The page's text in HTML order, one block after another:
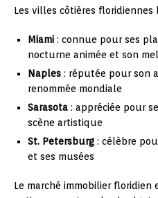
Les villes côtières
Miami : connue pour ses
nocturne animée et son
Naples : réputée pour son
renommée mondiale
Sarasota : appréciée pour
scène artistique
St. Petersburg : célèbre
et ses musées
Le marché immobilier